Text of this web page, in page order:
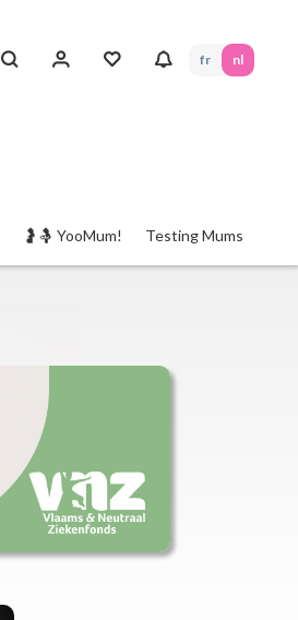
fr nl
🤰🤱 YooMum! Testing Mums